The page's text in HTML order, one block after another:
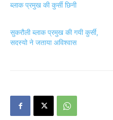
ब्लाक प्रमुख की कुर्सी छिनी
सुकरौली ब्लाक प्रमुख की गयी कुर्सी,
सदस्यो ने जताया अविश्वास